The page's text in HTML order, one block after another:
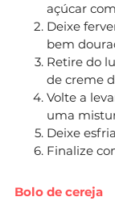
açúcar
Deixe
bem
Retire do
de creme
Volte a
uma
Deixe
Finalize
Bolo de cereja